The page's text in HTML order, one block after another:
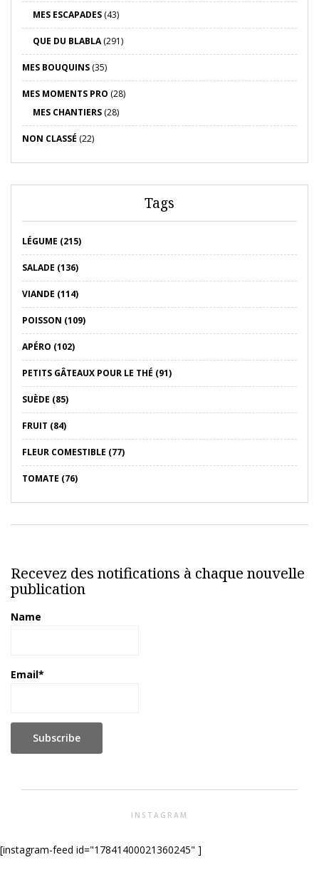
MES ESCAPADES (43)
QUE DU BLABLA(291)
MES BOUQUINS (35)
MES MOMENTS PRO (28)
MES CHANTIERS (28)
NON CLASSÉ (22)
Tags
LÉGUME (215)
SALADE (136)
VIANDE (114)
POISSON (109)
APÉRO (102)
PETITS GÂTEAUX POUR LE THÉ (91)
SUÈDE (85)
FRUIT (84)
FLEUR COMESTIBLE (77)
TOMATE (76)
Recevez des notifications à chaque nouvelle
publication
Name
Email*
INSTAGRAM
[instagram-feed id="17841400021360245" ]